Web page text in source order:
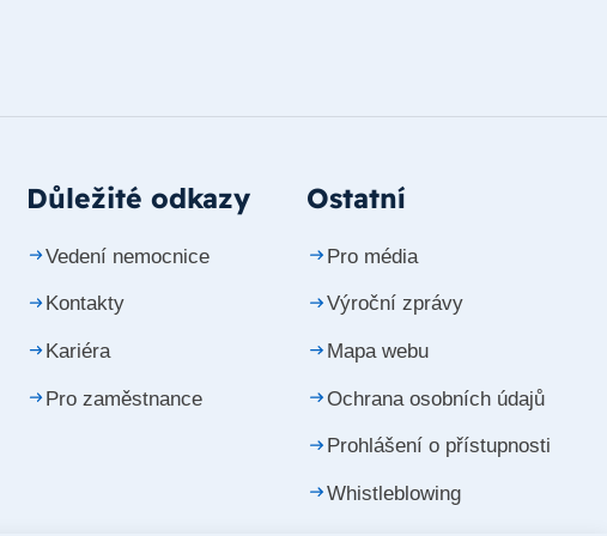
Důležité odkazy
Vedení nemocnice
Kontakty
Kariéra
Pro zaměstnance
Ostatní
Pro média
Výroční zprávy
Mapa webu
Ochrana osobních údajů
Prohlášení o přístupnosti
Whistleblowing